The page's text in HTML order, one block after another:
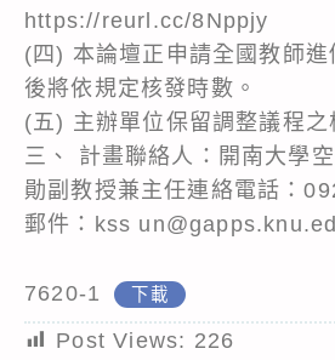
https://reurl.cc/8Nppjy
(四) 本論壇正申請全國教師進
後將依規定核發時數。
(五) 主辦單位保留調整議程之
三、 計畫聯絡人：開南大學
勛副教授兼主任連絡電話：
郵件：kss
7620-1 下載
Post Views: 226